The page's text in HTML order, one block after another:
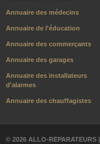
Annuaire des médecins
Annuaire de l'éducation
Annuaire des commerçants
Annuaire des garages
Annuaire des installateurs
d'alarmes
Annuaire des chauffagistes
© 2026 ALLO-RÉPARATEURS |